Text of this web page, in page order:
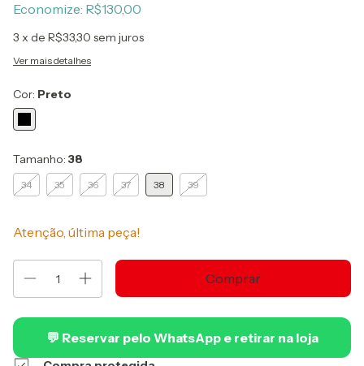
Economize: R$130,00
3 x de R$33,30 sem juros
Ver mais detalhes
Cor: Preto
Tamanho: 38
34 35 36 37 38 39
Atenção, última peça!
💬 Reservar pelo WhatsApp e retirar na loja